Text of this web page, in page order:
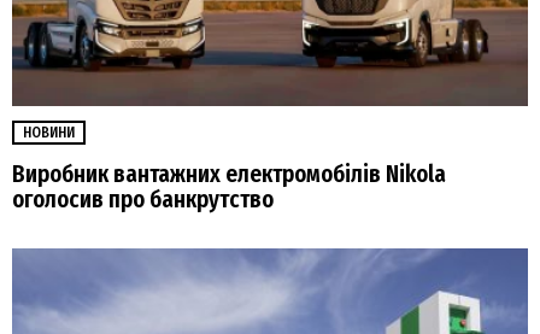
НОВИНИ
Виробник вантажних електромобілів Nikola
оголосив про банкрутство